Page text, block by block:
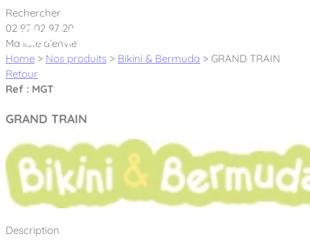
Cookies management panel
Créateur et fabricant d’aires de jeux &
Nos dernières actualités
À propos
Nos engagements
Aires de jeux Bikini & Bermuda®
Rechercher
02 97 02 97 20
Ma liste d’envie
Home > Nos produits > Bikini & Bermuda > GRAND TRAIN
Retour
Ref : MGT
GRAND TRAIN
Description